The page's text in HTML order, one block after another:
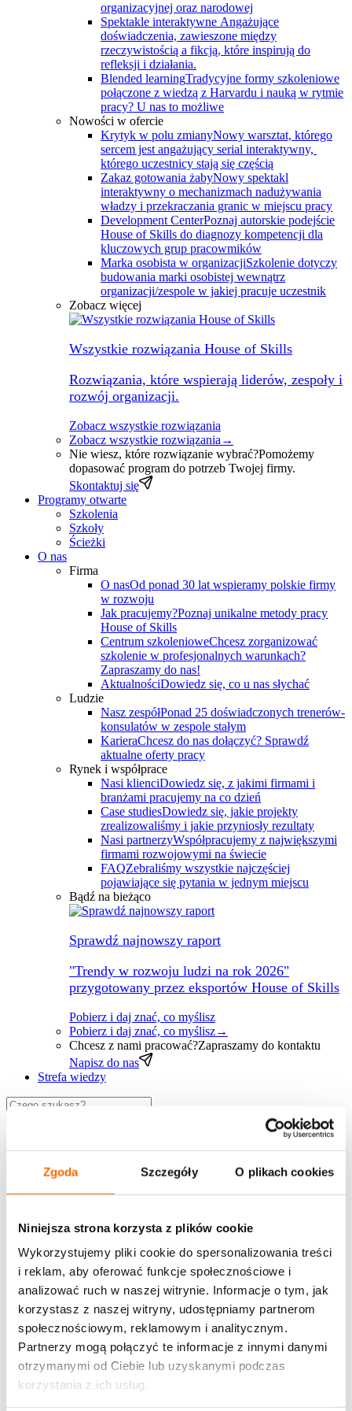
Zgoda Szczegóły O plikach cookies
Niniejsza strona korzysta z plików cookie
Wykorzystujemy pliki cookie do spersonalizowania treści
i reklam, aby oferować funkcje społecznościowe i
analizować ruch w naszej witrynie. Informacje o tym, jak
korzystasz z naszej witryny, udostępniamy partnerom
społecznościowym, reklamowym i analitycznym.
Partnerzy mogą połączyć te informacje z innymi danymi
otrzymanymi od Ciebie lub uzyskanymi podczas
korzystania z ich usług.
organizacyjnej oraz narodowej
Spektakle interaktywne Angażujące
doświadczenia, zawieszone między
rzeczywistością a fikcją, które inspirują do
refleksji i działania.
Blended learningTradycyjne formy szkoleniowe
połączone z wiedzą z Harvardu i nauką w rytmie
pracy? U nas to możliwe
Nowości w ofercie
Krytyk w polu zmianyNowy warsztat, którego
sercem jest angażujący serial interaktywny, ​
którego uczestnicy stają się częścią
Zakaz gotowania żabyNowy spektakl
interaktywny o mechanizmach nadużywania
władzy i przekraczania granic w miejscu pracy
Development CenterPoznaj autorskie podejście
House of Skills do diagnozy kompetencji dla
kluczowych grup pracowmików
Marka osobista w organizacjiSzkolenie dotyczy
budowania marki osobistej wewnątrz
organizacji/zespole w jakiej pracuje uczestnik
Zobacz więcej
Wszystkie rozwiązania House of Skills
Rozwiązania, które wspierają liderów, zespoły i
rozwój organizacji.
Zobacz wszystkie rozwiązania
Zobacz wszystkie rozwiązania →
Nie wiesz, które rozwiązanie wybrać?Pomożemy
dopasować program do potrzeb Twojej firmy.
Skontaktuj się
Programy otwarte
Szkolenia
Szkoły
Ścieżki
O nas
Firma
O nasOd ponad 30 lat wspieramy polskie firmy
w rozwoju
Jak pracujemy?Poznaj unikalne metody pracy
House of Skills
Centrum szkolenioweChcesz zorganizować
szkolenie w profesjonalnych warunkach?
Zapraszamy do nas!
AktualnościDowiedz się, co u nas słychać
Ludzie
Nasz zespółPonad 25 doświadczonych trenerów-
konsulatów w zespole stałym
KarieraChcesz do nas dołączyć? Sprawdź
aktualne oferty pracy
Rynek i współprace
Nasi klienciDowiedz się, z jakimi firmami i
branżami pracujemy na co dzień
Case studiesDowiedz się, jakie projekty
zrealizowaliśmy i jakie przyniosły rezultaty
Nasi partnerzyWspółpracujemy z największymi
firmami rozwojowymi na świecie
FAQZebraliśmy wszystkie najczęściej
pojawiające się pytania w jednym miejscu
Bądź na bieżąco
Sprawdź najnowszy raport
"Trendy w rozwoju ludzi na rok 2026"
przygotowany przez eksportów House of Skills
Pobierz i daj znać, co myślisz
Pobierz i daj znać, co myślisz→
Chcesz z nami pracować?Zapraszamy do kontaktu
Napisz do nas
Strefa wiedzy
PL
EN
Newsletter
Chcesz jako pierwszy otrzymywać ciekawe treści z
zakresu rozwoju, zaproszenia na bezpłatne webinary,
informacje o szkoleniach i promocjach House of
Skills?